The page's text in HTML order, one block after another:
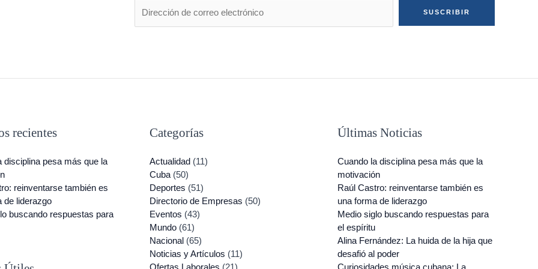
SUSCRIBIR
recientes
disciplina pesa más que la
reinventarse también es
de liderazgo
buscando respuestas para
Categorías
Actualidad (11)
Cuba (50)
Deportes (51)
Directorio de Empresas (50)
Eventos (43)
Mundo (61)
Nacional (65)
Noticias y Artículos (11)
Ofertas Laborales (21)
Últimas Noticias
Cuando la disciplina pesa más que la
motivación
Raúl Castro: reinventarse también es
una forma de liderazgo
Medio siglo buscando respuestas para
el espíritu
Alina Fernández: La huida de la hija que
desafió al poder
Curiosidades música cubana: La